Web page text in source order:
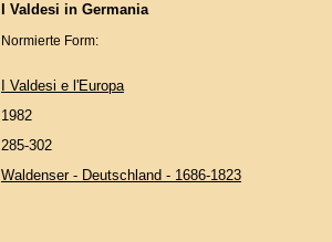
I Valdesi in Germania
Normierte Form:
I Valdesi e l'Europa
1982
285-302
Waldenser - Deutschland - 1686-1823